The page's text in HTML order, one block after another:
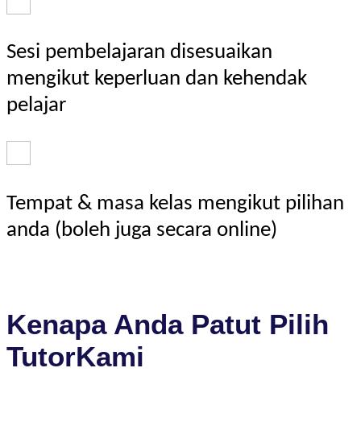
Sesi pembelajaran disesuaikan
mengikut keperluan dan kehendak
pelajar
Tempat & masa kelas mengikut pilihan
anda (boleh juga secara online)
Kenapa Anda Patut Pilih
TutorKami